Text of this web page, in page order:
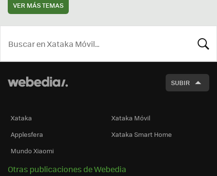
VER MÁS TEMAS
SUBIR
Xataka
Xataka Móvil
Applesfera
Xataka Smart Home
Mundo Xiaomi
Otras publicaciones de Webedia